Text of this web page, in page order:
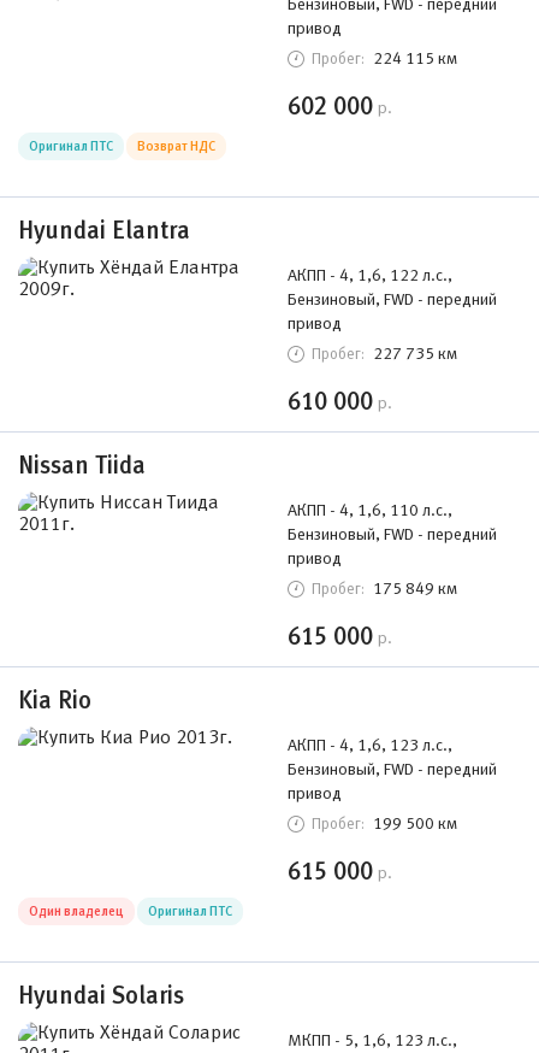
привод
Пробег: 224 115 км
602 000 р.
Оригинал ПТС Возврат НДС
Hyundai Elantra
АКПП - 4, 1,6, 122 л.с.,
Бензиновый, FWD - передний
привод
Пробег: 227 735 км
610 000 р.
Nissan Tiida
АКПП - 4, 1,6, 110 л.с.,
Бензиновый, FWD - передний
привод
Пробег: 175 849 км
615 000 р.
Kia Rio
АКПП - 4, 1,6, 123 л.с.,
Бензиновый, FWD - передний
привод
Пробег: 199 500 км
615 000 р.
Один владелец Оригинал ПТС
Hyundai Solaris
МКПП - 5, 1,6, 123 л.с.,